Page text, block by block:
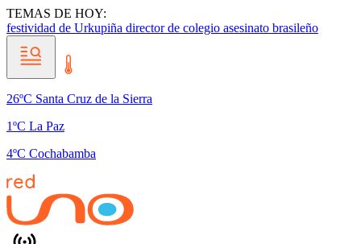
TEMAS DE HOY:
festividad de Urkupiña director de colegio asesinato brasileño
26ºC Santa Cruz de la Sierra
1ºC La Paz
4ºC Cochabamba